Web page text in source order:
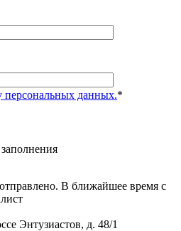
персональных данных.*
В ближайшее время с
Энтузиастов, д. 48/1